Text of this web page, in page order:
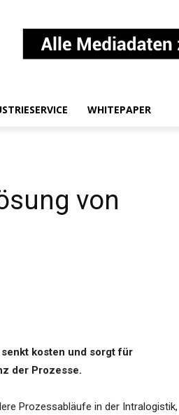
WHITEPAPER
von
kosten und sorgt für
der Prozesse.
Prozessabläufe in der Intralogistik,